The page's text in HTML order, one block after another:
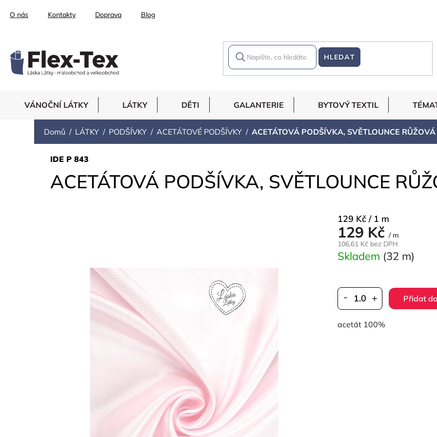
O nás Kontakty Doprava Blog
HLEDAT
VÁNOČNÍ LÁTKY LÁTKY DĚTI GALANTERIE BYTOVÝ TEXTIL
Domů LÁTKY PODŠÍVKY ACETÁTOVÉ PODŠÍVKY ACETÁTOVÁ PODŠÍVKA, SVĚTLOUNCE RŮŽOVÁ
ACETÁTOVÁ PODŠÍVKA, SVĚTLOUNCE
IDE P 843
129 Kč / m
106,61 Kč bez DPH
Měrná
cena:
129 Kč / 1 m
Skladem (32 m)
Přidat
acetát 100%